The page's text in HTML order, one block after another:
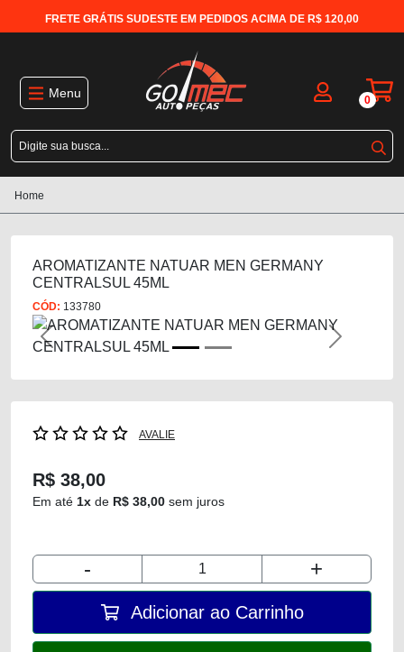
FRETE GRÁTIS SUDESTE EM PEDIDOS ACIMA DE R$ 120,00
Menu 0
Home
AROMATIZANTE NATUAR MEN GERMANY
CENTRALSUL 45ML
CÓD: 133780
Previous Next
AVALIE
R$ 38,00
Em até 1x de R$ 38,00 sem juros
- +
Adicionar ao Carrinho